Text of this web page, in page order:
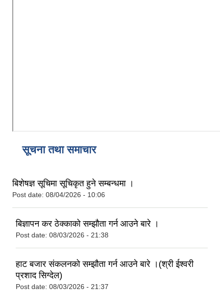
सूचना तथा समाचार
बिशेषज्ञ सूचिमा सूचिकृत हुने सम्बन्धमा ।
Post date: 08/04/2026 - 10:06
बिज्ञापन कर ठेक्काको सम्झौता गर्न आउने बारे ।
Post date: 08/03/2026 - 21:38
हाट बजार संकलनको सम्झौता गर्न आउने बारे ।(श्री ईश्वरी
प्रशाद सिग्देल)
Post date: 08/03/2026 - 21:37